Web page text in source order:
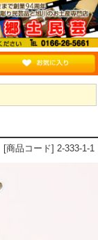
[商品コード] 2-333-1-1